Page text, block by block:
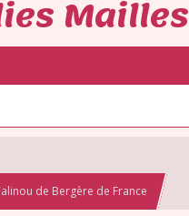
Mailles
de Bergère de France